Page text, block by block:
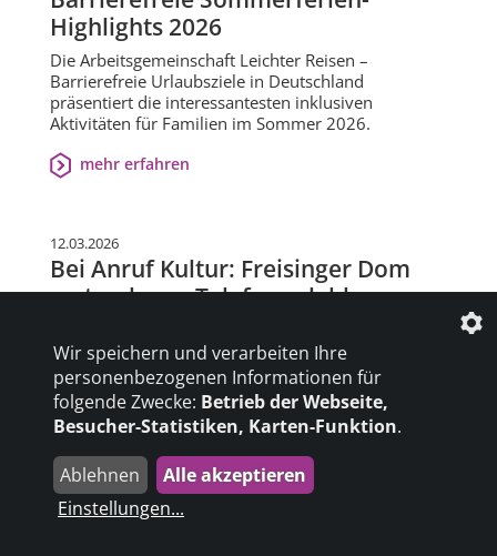
Highlights 2026
Die Arbeitsgemeinschaft Leichter Reisen –
Barrierefreie Urlaubsziele in Deutschland
präsentiert die interessantesten inklusiven
Aktivitäten für Familien im Sommer 2026.
mehr erfahren
12.03.2026
Bei Anruf Kultur: Freisinger Dom
erstmals per Telefon erlebbar
sich mit dem Freisinger Dom dem Angebot Bei
Anruf Kultur an, um Menschen unabhängig von
einer Behinderung, ihrem Wohnort oder ihrer
Mobilität den Zugang zu Kultur per Telefon zu
ermöglichen.
mehr erfahren
Wir speichern und verarbeiten Ihre
personenbezogenen Informationen für
folgende Zwecke: Betrieb der Webseite,
Besucher-Statistiken, Karten-Funktion.
Ablehnen
Alle akzeptieren
Einstellungen...